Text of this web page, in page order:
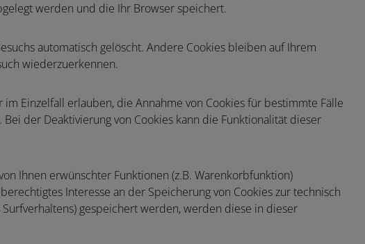
werden und die Ihr Browser speichert.
automatisch gelöscht. Andere Cookies bleiben auf Ihrem
wiederzuerkennen.
Einzelfall erlauben, die Annahme von Cookies für bestimmte Fälle
der Deaktivierung von Cookies kann die Funktionalität dieser
Ihnen erwünschter Funktionen (z.B. Warenkorbfunktion)
Interesse an der Speicherung von Cookies zur technisch
gespeichert werden, werden diese in dieser